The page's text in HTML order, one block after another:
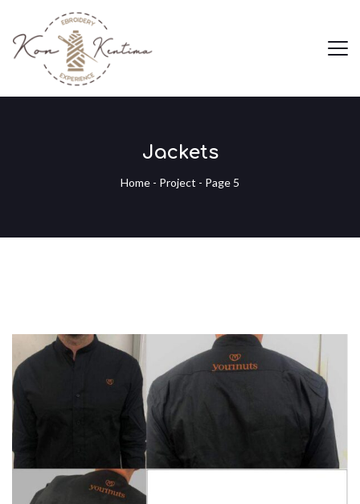
Jackets
Home - Project - Page 5